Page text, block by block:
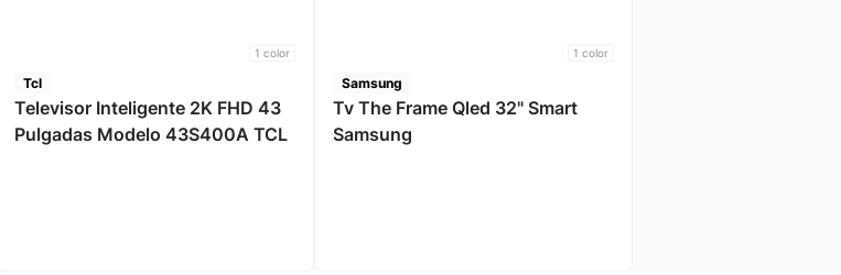
1 color
Tcl
Televisor Inteligente 2K FHD 43
Pulgadas Modelo 43S400A TCL
1 color
Samsung
Tv The Frame Qled 32" Smart
Samsung